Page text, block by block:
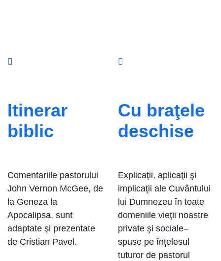
Itinerar
biblic
Comentariile pastorului
John Vernon McGee, de
la Geneza la
Apocalipsa, sunt
adaptate şi prezentate
de Cristian Pavel.
Cu braţele
deschise
Explicaţii, aplicaţii şi
implicaţii ale Cuvântului
lui Dumnezeu în toate
domeniile vieţii noastre
private şi sociale–
spuse pe înţelesul
tuturor de pastorul